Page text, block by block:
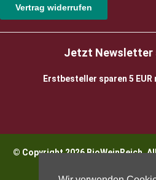
Vertrag widerrufen
Jetzt Newsletter
Erstbesteller sparen 5
© Copyright 2026